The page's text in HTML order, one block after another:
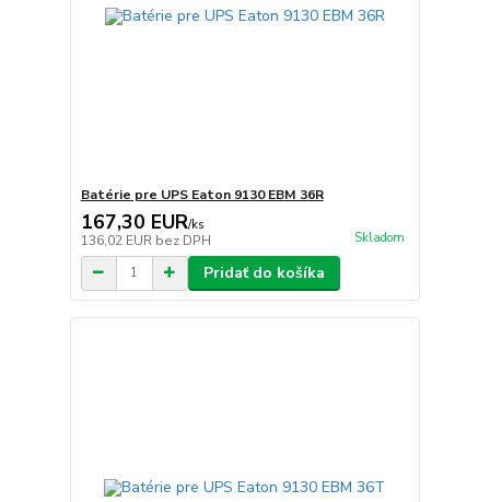
Batérie pre UPS Eaton 9130 EBM 36R
167,30 EUR/ks
136,02 EUR bez DPH Skladom
Pridať do košíka